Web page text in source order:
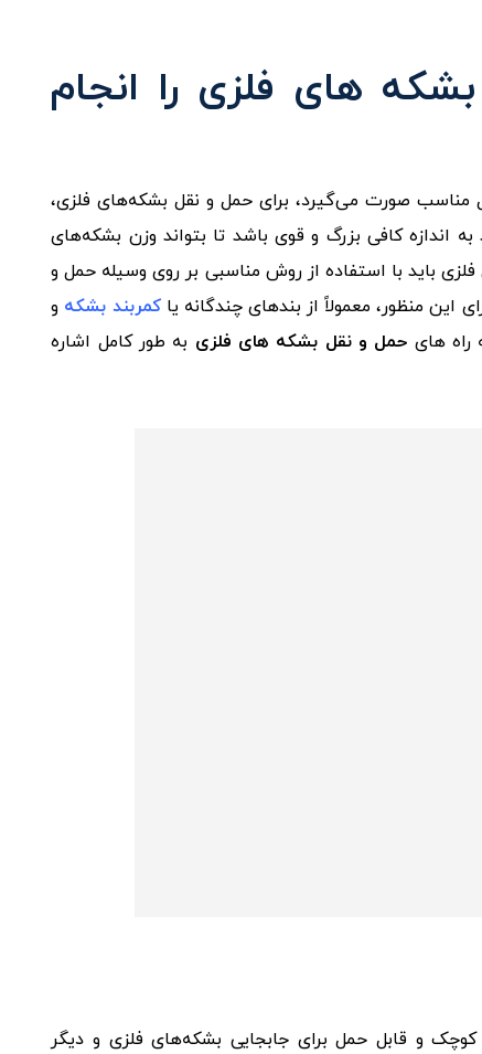
های فلزی را انجام
مناسب صورت می‌گیرد، برای حمل و نقل بشکه‌های فلزی،
اندازه کافی بزرگ و قوی باشد تا بتواند وزن بشکه‌های
باید با استفاده از روش مناسبی بر روی وسیله حمل و
منظور، معمولاً از بندهای چندگانه یاکمربند بشکه و
راه های حمل و نقل بشکه های فلزی به طور کامل اشاره
و قابل حمل برای جابجایی بشکه‌های فلزی و دیگر